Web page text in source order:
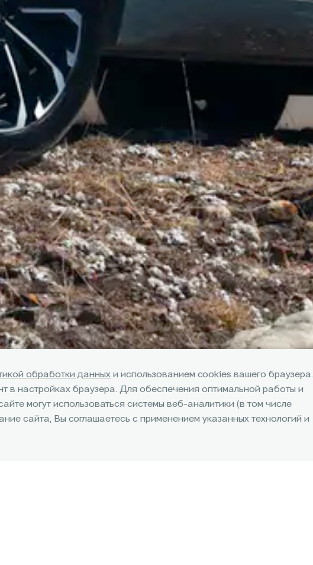
обработки данных и использованием cookies вашего браузера.
в настройках браузера. Для обеспечения оптимальной работы и
могут использоваться системы веб-аналитики (в том числе
сайта, Вы соглашаетесь с применением указанных технологий и